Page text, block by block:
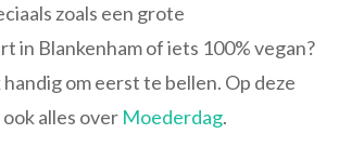
zoals een grote
in Blankenham of iets 100% vegan?
handig om eerst te bellen. Op deze
alles over Moederdag.